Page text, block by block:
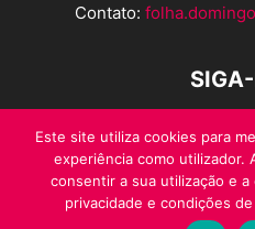
Contato:
Este site utiliza cookies para
experiência como utilizador.
consentir a sua utilização e
privacidade e condições